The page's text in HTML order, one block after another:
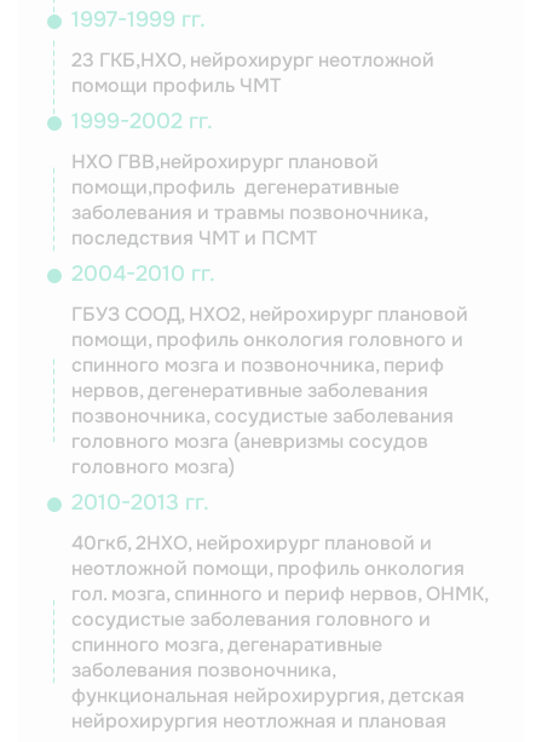
1997-1999 гг.
23 ГКБ,НХО, нейрохирург неотложной
помощи профиль ЧМТ
1999-2002 гг.
НХО ГВВ,нейрохирург плановой
помощи,профиль дегенеративные
заболевания и травмы позвоночника,
последствия ЧМТ и ПСМТ
2004-2010 гг.
ГБУЗ СООД, НХО2, нейрохирург плановой
помощи, профиль онкология головного и
спинного мозга и позвоночника, периф
нервов, дегенеративные заболевания
позвоночника, сосудистые заболевания
головного мозга (аневризмы сосудов
головного мозга)
2010-2013 гг.
40гкб, 2НХО, нейрохирург плановой и
неотложной помощи, профиль онкология
гол. мозга, спинного и периф нервов, ОНМК,
сосудистые заболевания головного и
спинного мозга, дегенаративные
заболевания позвоночника,
функциональная нейрохирургия, детская
нейрохирургия неотложная и плановая